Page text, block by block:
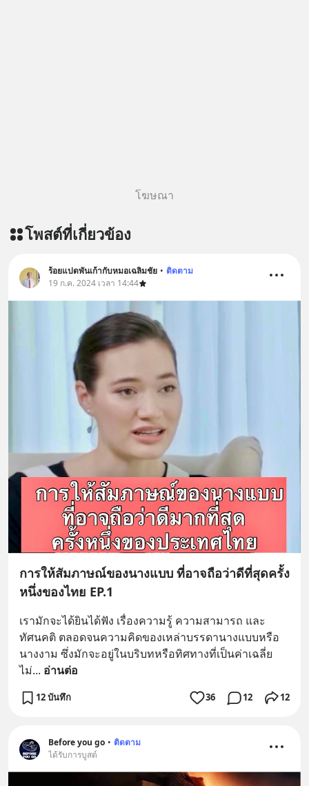
อัพเดททุกวันผ่าน Line OA ด.ดล Blog
สนับสนุนโดย 📣
เครียด หลับยาก ผมอยากแนะนำ
ผลิตภัณฑ์เสริมอาหาร Diip CBD ช่วย
บรรเทาความเครียด ลดความวิตกกังวล
เพิ่มการผ่อนคลาย ซึ่งช่วยให้การนอน
หลับมีประสิทธิภาพมากยิ่งขึ้น 📍 สนใจ
สั่งซื้อสินค้า Diip CBD 💬 LINE :
@diipgeek 🔗 หรือกดลิงก์
https://lin.ee/U91Fzyz
โฆษณา
โพสต์ที่เกี่ยวข้อง
ร้อยแปดพันเก้ากับหมอเฉลิมชัย • ติดตาม
19 ก.ค. 2024 เวลา 14:44
การให้สัมภาษณ์ของนางแบบ ที่อาจถือว่าดีที่สุดครั้ง
หนึ่งของไทย EP.1
เรามักจะได้ยินได้ฟัง เรื่องความรู้ ความสามารถ และ
ทัศนคติ ตลอดจนความคิดของเหล่าบรรดานางแบบหรือ
นางงาม ซึ่งมักจะอยู่ในบริบทหรือทิศทางที่เป็นค่าเฉลี่ย
ไม่... อ่านต่อ
12 บันทึก 36 12 12
Before you go • ติดตาม
ได้รับการบูสต์